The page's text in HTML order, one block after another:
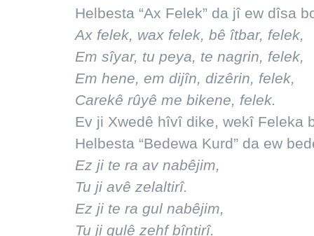
Helbesta “Ax Felek” da jî ew dîsa
Ax felek, wax felek, bê îtbar, felek,
Em sîyar, tu peya, te nagrin, felek,
Em hene, em dijîn, dizêrin, felek,
Carekê rûyê me bikene, felek.
Ev ji Xwedê hîvî dike, wekî Feleka
Helbesta “Bedewa Kurd” da ew
Ez ji te ra av nabêjim,
Tu ji avê zelaltirî.
Ez ji te ra gul nabêjim,
Tu ji gulê zehf bîntirî.